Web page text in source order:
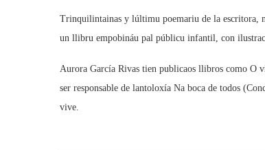
Trinquilintainas y lúltimu poemariu de la
un llibru empobináu pal públicu infantil, con
Aurora García Rivas tien publicaos llibros como O
ser responsable de lantoloxía Na boca de todos
vive.